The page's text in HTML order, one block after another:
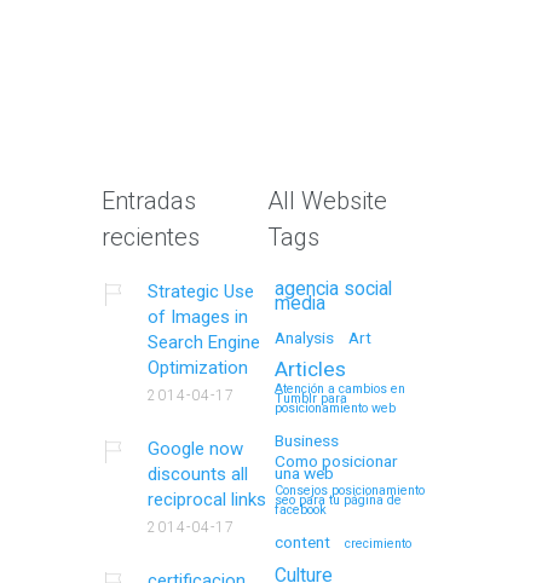
Entradas
recientes
Strategic Use
of Images in
Search Engine
Optimization
2014-04-17
Google now
discounts all
reciprocal links
2014-04-17
All Website
Tags
agencia social
media
Analysis Art
Articles
Atención a cambios en
Tumblr para
posicionamiento web
Business
Como posicionar
una web
Consejos posicionamiento
seo para tu página de
facebook
content crecimiento
Culture